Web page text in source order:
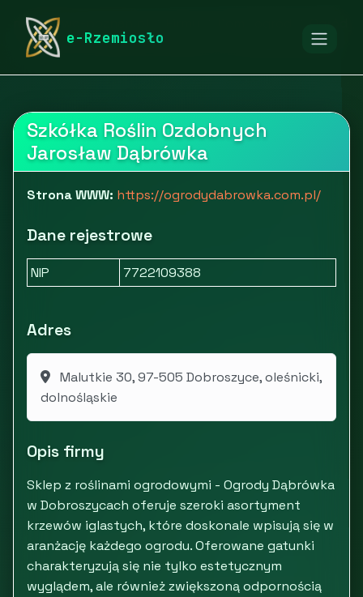
e-Rzemiosło
rymarstwo-poznan.pl
Sklep z roślinami ogrodowymi - Ogrody Dąbrówka
Szkółka Roślin Ozdobnych
Jarosław Dąbrówka
Strona WWW: https://ogrodydabrowka.com.pl/
Dane rejestrowe
NIP 7722109388
Adres
Malutkie 30, 97-505 Dobroszyce, oleśnicki,
dolnośląskie
Opis firmy
Sklep z roślinami ogrodowymi - Ogrody Dąbrówka
w Dobroszycach oferuje szeroki asortyment
krzewów iglastych, które doskonale wpisują się w
aranżację każdego ogrodu. Oferowane gatunki
charakteryzują się nie tylko estetycznym
wyglądem, ale również zwiększoną odpornością